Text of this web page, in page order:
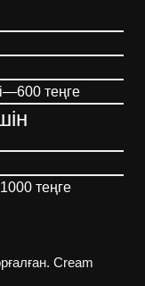
теңге
теңге
Cream